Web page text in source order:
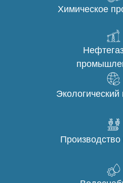
Экологический
Химическое
Производство